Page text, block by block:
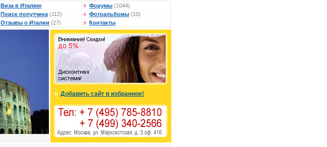
Виза в Италию Форумы (1044)
Поиск попутчика (112) Фотоальбомы (10)
Отзывы о Италии (27) Контакты
Добавить сайт в избранное!